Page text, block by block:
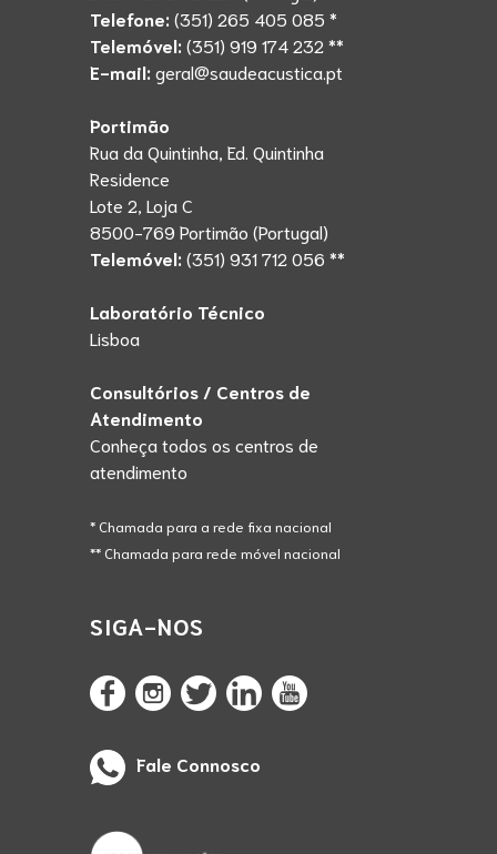
Telefone: (351) 265 405 085 *
Telemóvel: (351) 919 174 232 **
E-mail: geral@saudeacustica.pt
Portimão
Rua da Quintinha, Ed. Quintinha
Residence
Lote 2, Loja C
8500-769 Portimão (Portugal)
Telemóvel: (351) 931 712 056 **
Laboratório Técnico
Lisboa
Consultórios / Centros de
Atendimento
Conheça todos os centros de
atendimento
* Chamada para a rede fixa nacional
** Chamada para rede móvel nacional
SIGA-NOS
Fale Connosco